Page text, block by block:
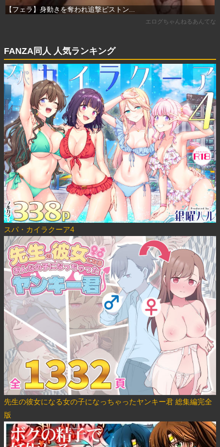
FANZA同人 人気ランキング
スパ・カイラクーア4
先生の彼女になる女の子になっちゃったヤンキー君 総集編完全
版